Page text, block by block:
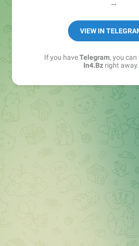
➖ in4.bz/
➖ https://t.me/
➖ twitter.com/
➖ https://t.me/
VIEW IN
If you haveTelegram, you
In4.Bz right away.